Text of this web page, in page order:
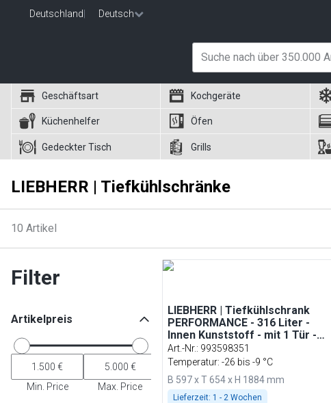
Deutschland Deutsch
Geschäftsart Kochgeräte
Küchenhelfer Öfen
Gedeckter Tisch Grills
LIEBHERR | Tiefkühlschränke
10 Artikel
Filter
Artikelpreis
Min. Price Max. Price
LIEBHERR | Tiefkühlschrank
PERFORMANCE - 316 Liter -
Innen Kunststoff - mit 1 Tür -
Weiß
Art.-Nr.: 993598351
Temperatur: -26 bis -9 °C
B 597 x T 654 x H 1884 mm
Lieferzeit: 1 - 2 Wochen